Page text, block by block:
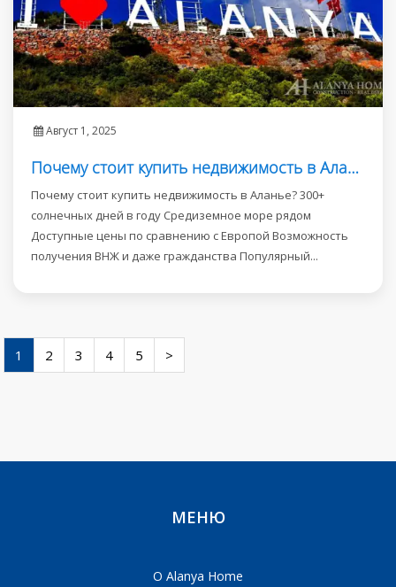
Август 1, 2025
Почему стоит купить недвижимость в Аланье?
Почему стоит купить недвижимость в Аланье? 300+
солнечных дней в году Средиземное море рядом
Доступные цены по сравнению с Европой Возможность
получения ВНЖ и даже гражданства Популярный...
1 2 3 4 5 >
МЕНЮ
О Alanya Home